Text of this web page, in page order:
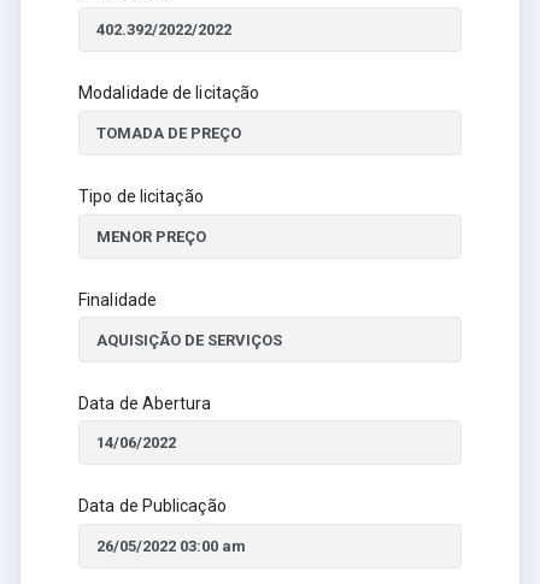
Modalidade de licitação
Tipo de licitação
Finalidade
Data de Abertura
Data de Publicação